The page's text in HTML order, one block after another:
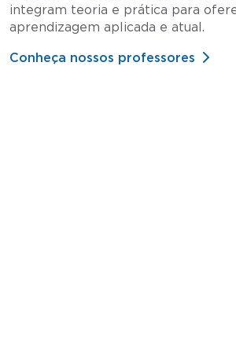
integram teoria e prática para
aprendizagem aplicada e atual.
Conheça nossos professores